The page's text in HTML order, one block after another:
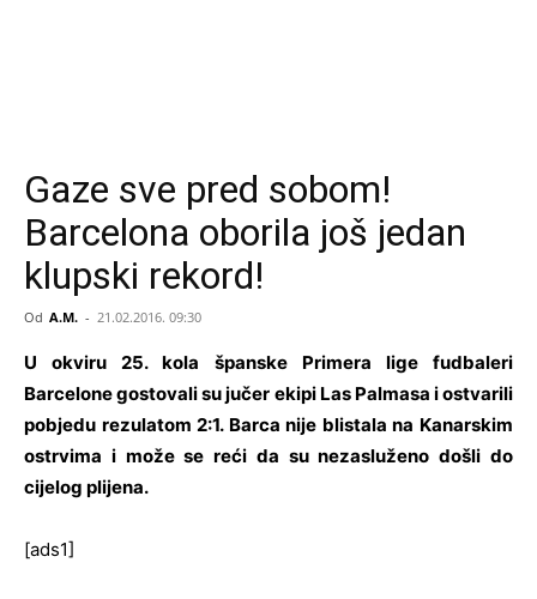
Gaze sve pred sobom!
Barcelona oborila još jedan
klupski rekord!
Od A.M. - 21.02.2016. 09:30
U okviru 25. kola španske Primera lige fudbaleri
Barcelone gostovali su jučer ekipi Las Palmasa i ostvarili
pobjedu rezulatom 2:1. Barca nije blistala na Kanarskim
ostrvima i može se reći da su nezasluženo došli do
cijelog plijena.
[ads1]